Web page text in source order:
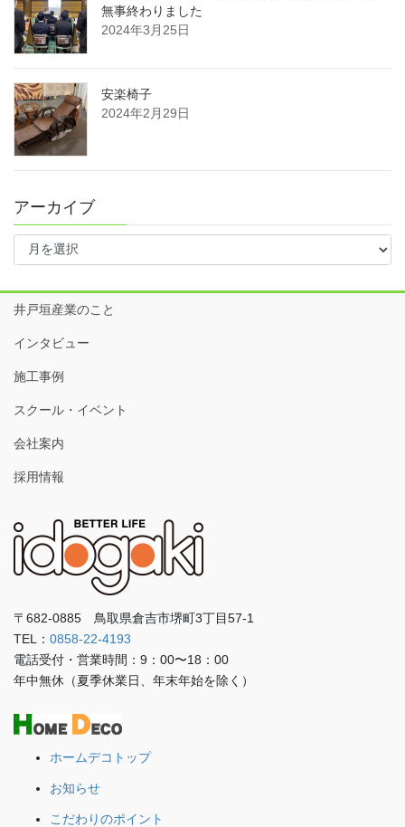
無事終わりました
2024年3月25日
安楽椅子
2024年2月29日
アーカイブ
ア
イ
ブ
井戸垣産業のこと
インタビュー
施工事例
スクール・イベント
会社案内
採用情報
〒682-0885 鳥取県倉吉市堺町3丁目57-1
TEL： 0858-22-4193
電話受付・営業時間：9：00〜18：00
年中無休（夏季休業日、年末年始を除く）
ホームデコトップ
お知らせ
こだわりのポイント